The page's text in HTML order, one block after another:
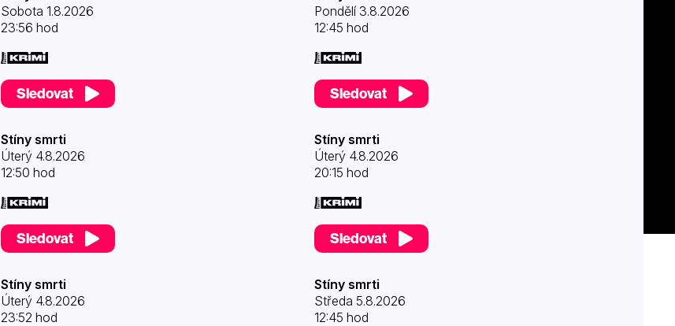
Sobota 1.8.2026
23:56 hod
Sledovat
Pondělí 3.8.2026
12:45 hod
Sledovat
Stíny smrti
Úterý 4.8.2026
12:50 hod
Sledovat
Stíny smrti
Úterý 4.8.2026
20:15 hod
Sledovat
Stíny smrti
Úterý 4.8.2026
23:52 hod
Stíny smrti
Středa 5.8.2026
12:45 hod